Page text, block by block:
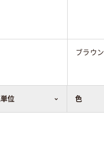
位 色
ブラウン